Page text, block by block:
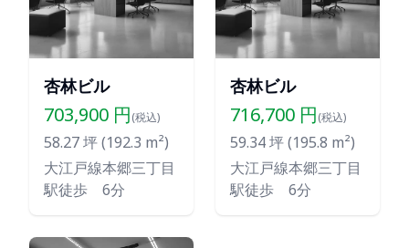
杏林ビル
703,900 円(税込)
58.27坪 (192.3 m²)
大江戸線本郷三丁目
駅徒歩 6分
杏林ビル
716,700 円(税込)
59.34坪 (195.8 m²)
大江戸線本郷三丁目
駅徒歩 6分